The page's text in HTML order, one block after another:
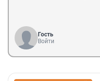
Гость
Войти